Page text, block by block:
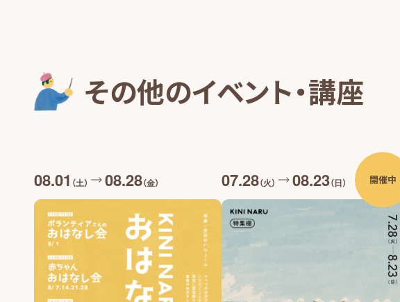
その他のイベント・講座
08.01 （土） 08.28（金） 07.28（火） 08.23（日） 開催中